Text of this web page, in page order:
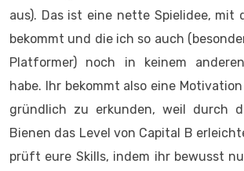
aus). Das ist eine nette Spielidee, mit
bekommt und die ich so auch
Platformer) noch in keinem
habe. Ihr bekommt also eine
gründlich zu erkunden, weil durch
Bienen das Level von Capital B
prüft eure Skills, indem ihr bewusst